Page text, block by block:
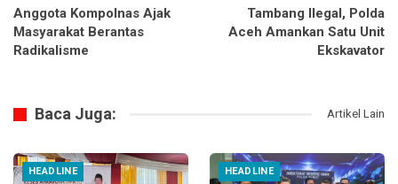
Anggota Kompolnas Ajak
Masyarakat Berantas
Radikalisme
Tambang Ilegal, Polda
Aceh Amankan Satu Unit
Ekskavator
Baca Juga: Artikel Lain
HEADLINE HEADLINE